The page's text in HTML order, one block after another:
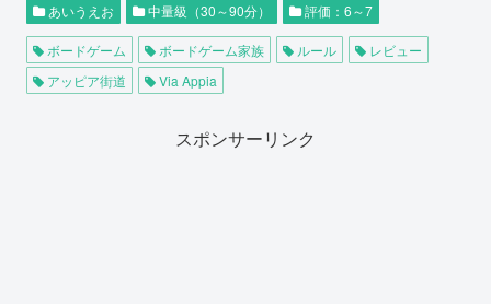
あいうえお 中量級（30～90分） 評価：6～7
ボードゲーム ボードゲーム家族 ルール
レビュー
アッピア街道
Via Appia
スポンサーリンク